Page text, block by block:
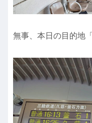
無事、本日の目的地